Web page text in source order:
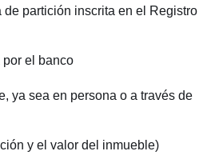
partición inscrita en el Registro
el banco
ya sea en persona o a través de
y el valor del inmueble)